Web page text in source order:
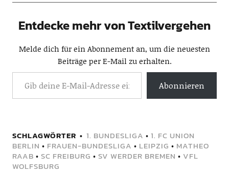
Entdecke mehr von Textilvergehen
Melde dich für ein Abonnement an, um die neuesten
Beiträge per E-Mail zu erhalten.
Abonnieren
SCHLAGWÖRTER 1. BUNDESLIGA • 1. FC UNION
BERLIN • FRAUEN-BUNDESLIGA • LEIPZIG • MATHEO
RAAB • SC FREIBURG • SV WERDER BREMEN • VFL
WOLFSBURG